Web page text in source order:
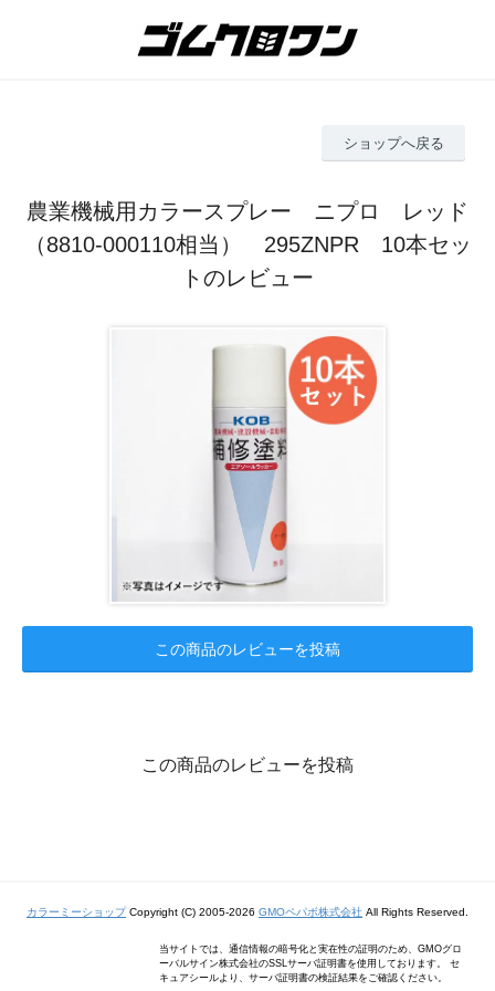
ショップへ戻る
農業機械用カラースプレー ニプロ レッド
（8810-000110相当） 295ZNPR 10本セッ
トのレビュー
この商品のレビューを投稿
この商品のレビューを投稿
カラーミーショップCopyright (C) 2005-2026 GMOペパボ株式会社 All Rights Reserved.
当サイトでは、通信情報の暗号化と実在性の証明のため、GMOグロ
ーバルサイン株式会社のSSLサーバ証明書を使用しております。 セ
キュアシールより、サーバ証明書の検証結果をご確認ください。